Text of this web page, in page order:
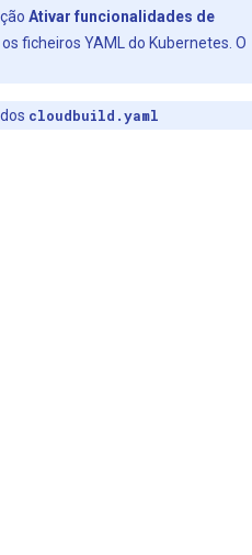
Ativar funcionalidades de
ficheiros YAML do Kubernetes. O
cloudbuild.yaml